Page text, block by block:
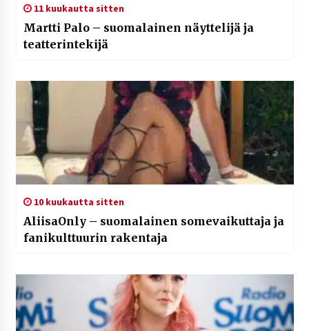
11 kuukautta sitten
Martti Palo – suomalainen näyttelijä ja
teatterintekijä
10 kuukautta sitten
AliisaOnly – suomalainen somevaikuttaja ja
fanikulttuurin rakentaja